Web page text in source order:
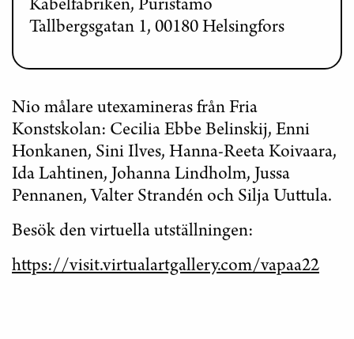
Kabelfabriken, Puristamo
Tallbergsgatan 1, 00180 Helsingfors
Nio målare utexamineras från Fria
Konstskolan: Cecilia Ebbe Belinskij, Enni
Honkanen, Sini Ilves, Hanna-Reeta Koivaara,
Ida Lahtinen, Johanna Lindholm, Jussa
Pennanen, Valter Strandén och Silja Uuttula.
Besök den virtuella utställningen:
https://visit.virtualartgallery.com/vapaa22